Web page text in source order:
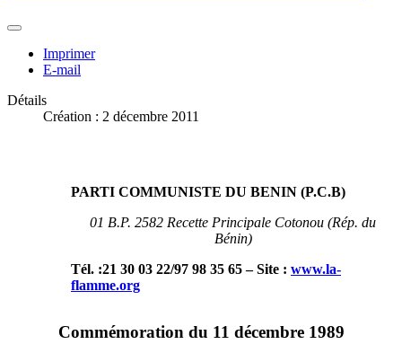
Imprimer
E-mail
Détails
Création : 2 décembre 2011
PARTI COMMUNISTE DU BENIN (P.C.B)
01 B.P. 2582 Recette Principale Cotonou (Rép. du
Bénin)
Tél. :21 30 03 22/97 98 35 65 – Site : www.la-
flamme.org
Commémoration du 11 décembre 1989